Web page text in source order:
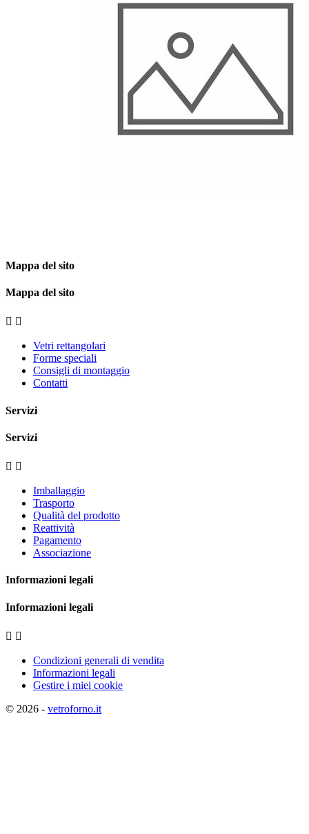
Mappa del sito
Mappa del sito
 
Vetri rettangolari
Forme speciali
Consigli di montaggio
Contatti
Servizi
Servizi
 
Imballaggio
Trasporto
Qualità del prodotto
Reattività
Pagamento
Associazione
Informazioni legali
Informazioni legali
 
Condizioni generali di vendita
Informazioni legali
Gestire i miei cookie
© 2026 - vetroforno.it